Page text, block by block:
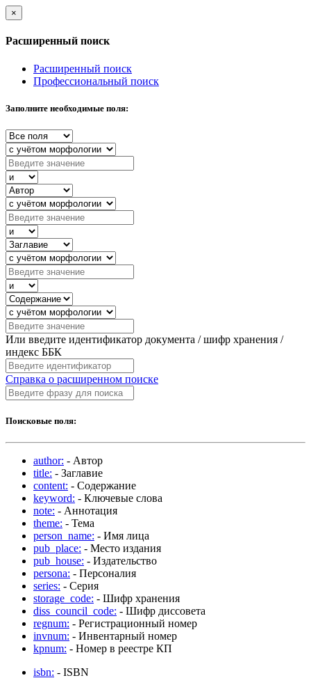
×
Расширенный поиск
Расширенный поиск
Профессиональный поиск
Заполните необходимые поля:
Или введите идентификатор документа / шифр хранения /
индекс ББК
Справка о расширенном поиске
Поисковые поля:
author: - Автор
title: - Заглавие
content: - Содержание
keyword: - Ключевые слова
note: - Аннотация
theme: - Тема
person_name: - Имя лица
pub_place: - Место издания
pub_house: - Издательство
persona: - Персоналия
series: - Серия
storage_code: - Шифр хранения
diss_council_code: - Шифр диссовета
regnum: - Регистрационный номер
invnum: - Инвентарный номер
kpnum: - Номер в реестре КП
isbn: - ISBN